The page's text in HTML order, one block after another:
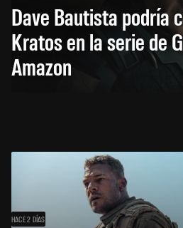
Dave Bautista podría
Kratos en la serie de
Amazon
HACE 2 DÍAS